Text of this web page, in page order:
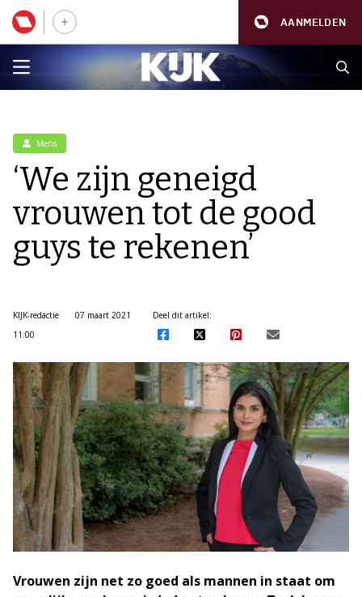
AANMELDEN
Mens
‘We zijn geneigd
vrouwen tot de good
guys te rekenen’
KIJK-redactie
07 maart 2021
11:00
Deel dit artikel:
Vrouwen zijn net zo goed als mannen in staat om